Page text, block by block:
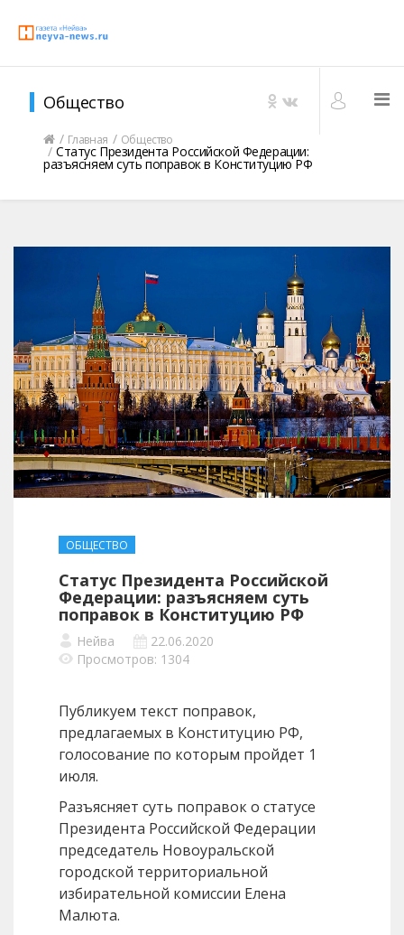
Общество
Главная Общество
Статус Президента Российской Федерации:
разъясняем суть поправок в Конституцию РФ
ОБЩЕСТВО
Статус Президента Российской
Федерации: разъясняем суть
поправок в Конституцию РФ
Нейва
22.06.2020
Просмотров: 1304
Публикуем текст поправок,
предлагаемых в Конституцию РФ,
голосование по которым пройдет 1
июля.
Разъясняет суть поправок о статусе
Президента Российской Федерации
председатель Новоуральской
городской территориальной
избирательной комиссии Елена
Малюта.